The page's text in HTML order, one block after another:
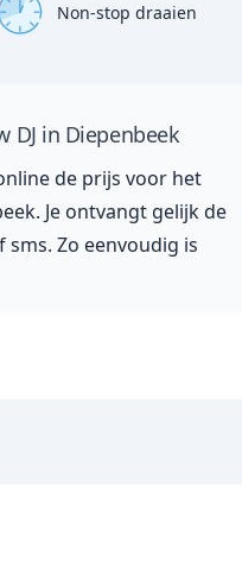
Non-stop draaien
DJ in Diepenbeek
de prijs voor het
Je ontvangt gelijk de
Zo eenvoudig is